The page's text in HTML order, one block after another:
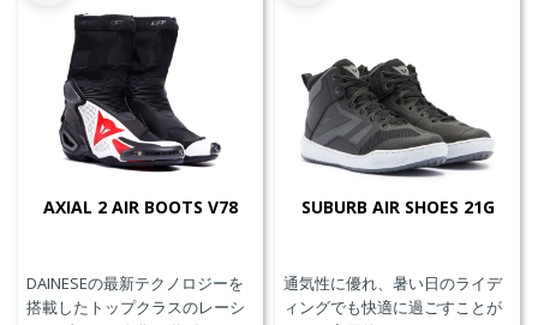
AXIAL 2 AIR BOOTS V78
DAINESEの最新テクノロジーを
搭載したトップクラスのレーシ
SUBURB AIR SHOES 21G
通気性に優れ、暑い日のライデ
ィングでも快適に過ごすことが